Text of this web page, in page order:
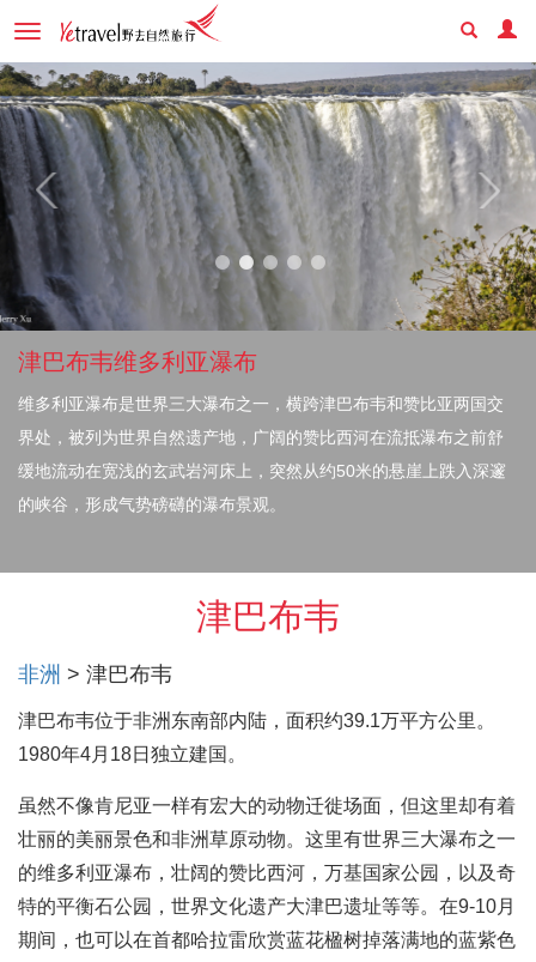
Toggle
津巴布韦维多利亚瀑布
维多利亚瀑布是世界三大瀑布之一，横跨津巴布韦和赞比亚两国交
界处，被列为世界自然遗产地，广阔的赞比西河在流抵瀑布之前舒
缓地流动在宽浅的玄武岩河床上，突然从约50米的悬崖上跌入深邃
的峡谷，形成气势磅礴的瀑布景观。
津巴布韦
非洲 津巴布韦
津巴布韦位于非洲东南部内陆，面积约39.1万平方公里。
1980年4月18日独立建国。
虽然不像肯尼亚一样有宏大的动物迁徙场面，但这里却有着
壮丽的美丽景色和非洲草原动物。这里有世界三大瀑布之一
的维多利亚瀑布，壮阔的赞比西河，万基国家公园，以及奇
特的平衡石公园，世界文化遗产大津巴遗址等等。在9-10月
期间，也可以在首都哈拉雷欣赏蓝花楹树掉落满地的蓝紫色